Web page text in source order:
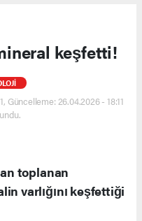
keşfetti!
Güncelleme: 26.04.2026 - 18:11
toplanan
varlığını keşfettiği